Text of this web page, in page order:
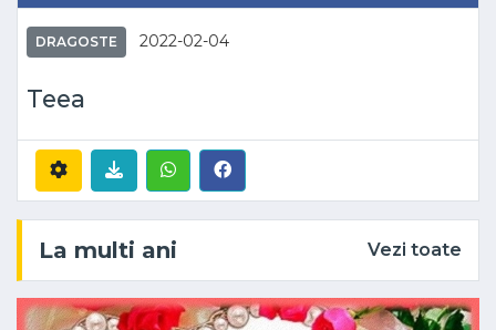
DRAGOSTE 2022-02-04
Teea
La multi ani Vezi toate